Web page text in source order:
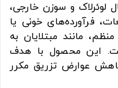
لوئرلاک و سوزن خارجی،
فرآورده‌های خونی یا
مانند مبتلایان به
این محصول با هدف
عوارض تزریق مکرر